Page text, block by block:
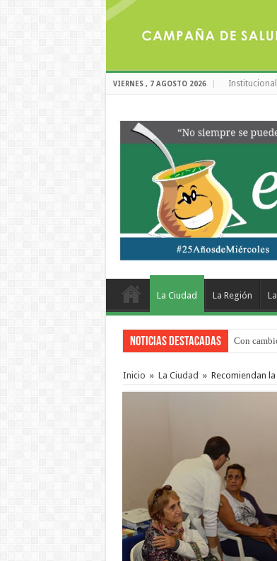
VIERNES , 7 AGOSTO 2026 Institucional
La Ciudad La Región
Noticias Destacadas Con
Inicio » La Ciudad » Recomiendan